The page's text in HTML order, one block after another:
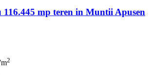
116.445 mp teren in Muntii Apusen
2